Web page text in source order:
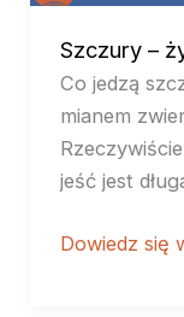
Szczury –
Co jedzą
mianem
jeść jest
Dowiedz się